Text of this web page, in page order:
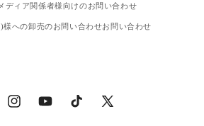
メディア関係者様向けのお問い合わせ
への卸売のお問い合わせお問い合わせ
InstagramYouTubeTikTok
X